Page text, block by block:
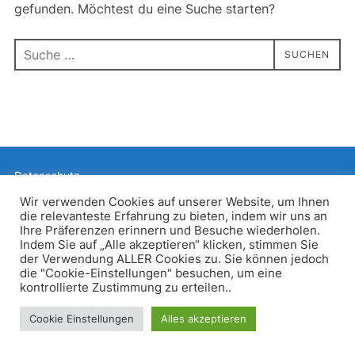
gefunden. Möchtest du eine Suche starten?
Suchen
nach:
SUCHEN
Datenschutz
Inspiro WordPress Theme von WPZOOM
Wir verwenden Cookies auf unserer Website, um Ihnen
die relevanteste Erfahrung zu bieten, indem wir uns an
Ihre Präferenzen erinnern und Besuche wiederholen.
Indem Sie auf „Alle akzeptieren“ klicken, stimmen Sie
der Verwendung ALLER Cookies zu. Sie können jedoch
die "Cookie-Einstellungen" besuchen, um eine
kontrollierte Zustimmung zu erteilen..
Cookie Einstellungen Alles akzeptieren